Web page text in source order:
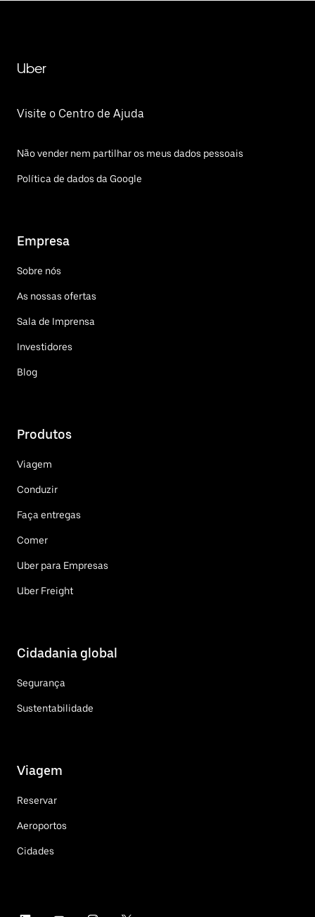
Uber
Visite o Centro de Ajuda
Não vender nem partilhar os meus dados pessoais
Política de dados da Google
Empresa
Sobre nós
As nossas ofertas
Sala de Imprensa
Investidores
Blog
Produtos
Viagem
Conduzir
Faça entregas
Comer
Uber para Empresas
Uber Freight
Cidadania global
Segurança
Sustentabilidade
Viagem
Reservar
Aeroportos
Cidades